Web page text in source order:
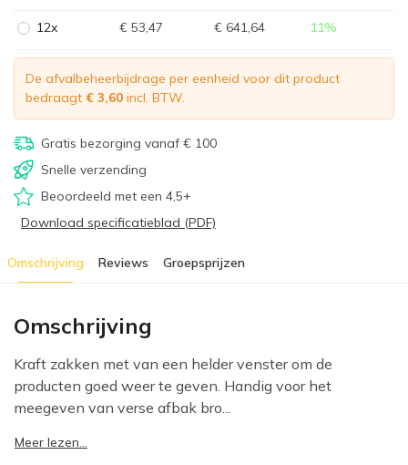
12x € 53,47 € 641,64 11%
De afvalbeheerbijdrage per eenheid voor dit product
bedraagt € 3,60 incl. BTW.
Gratis bezorging vanaf € 100
Snelle verzending
Beoordeeld met een 4,5+
Download specificatieblad (PDF)
Omschrijving Reviews Groepsprijzen
Omschrijving
Kraft zakken met van een helder venster om de
producten goed weer te geven. Handig voor het
meegeven van verse afbak bro...
Meer lezen...